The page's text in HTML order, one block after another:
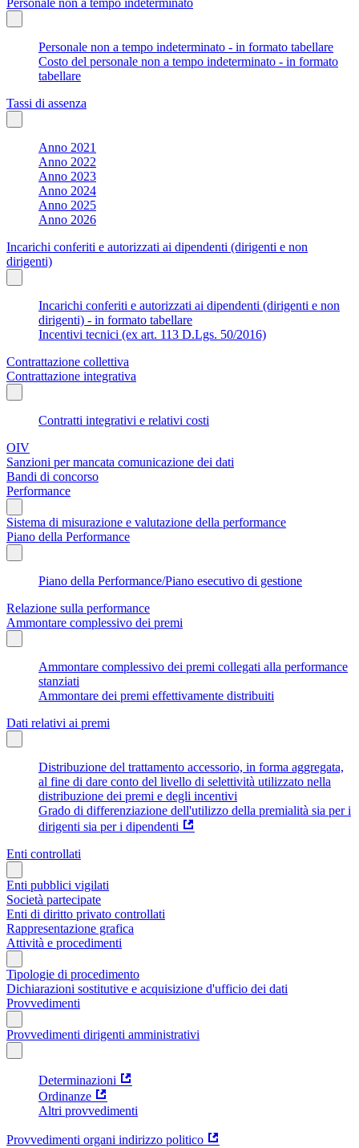
Personale non a tempo indeterminato - in formato tabellare
Costo del personale non a tempo indeterminato - in formato
tabellare
Tassi di assenza
Anno 2021
Anno 2022
Anno 2023
Anno 2024
Anno 2025
Anno 2026
Incarichi conferiti e autorizzati ai dipendenti (dirigenti e non
dirigenti)
Incarichi conferiti e autorizzati ai dipendenti (dirigenti e non
dirigenti) - in formato tabellare
Incentivi tecnici (ex art. 113 D.Lgs. 50/2016)
Contrattazione collettiva
Contrattazione integrativa
Contratti integrativi e relativi costi
OIV
Sanzioni per mancata comunicazione dei dati
Bandi di concorso
Performance
Sistema di misurazione e valutazione della performance
Piano della Performance
Piano della Performance/Piano esecutivo di gestione
Relazione sulla performance
Ammontare complessivo dei premi
Ammontare complessivo dei premi collegati alla performance
stanziati
Ammontare dei premi effettivamente distribuiti
Dati relativi ai premi
Distribuzione del trattamento accessorio, in forma aggregata,
al fine di dare conto del livello di selettività utilizzato nella
distribuzione dei premi e degli incentivi
Grado di differenziazione dell'utilizzo della premialità sia per i
dirigenti sia per i dipendenti
Enti controllati
Enti pubblici vigilati
Società partecipate
Enti di diritto privato controllati
Rappresentazione grafica
Attività e procedimenti
Tipologie di procedimento
Dichiarazioni sostitutive e acquisizione d'ufficio dei dati
Provvedimenti
Provvedimenti dirigenti amministrativi
Determinazioni
Ordinanze
Altri provvedimenti
Provvedimenti organi indirizzo politico